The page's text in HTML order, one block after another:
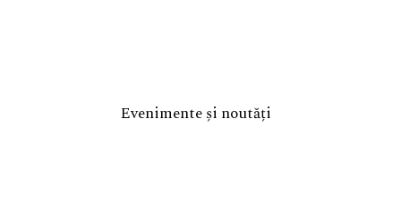
Evenimente și noutăți